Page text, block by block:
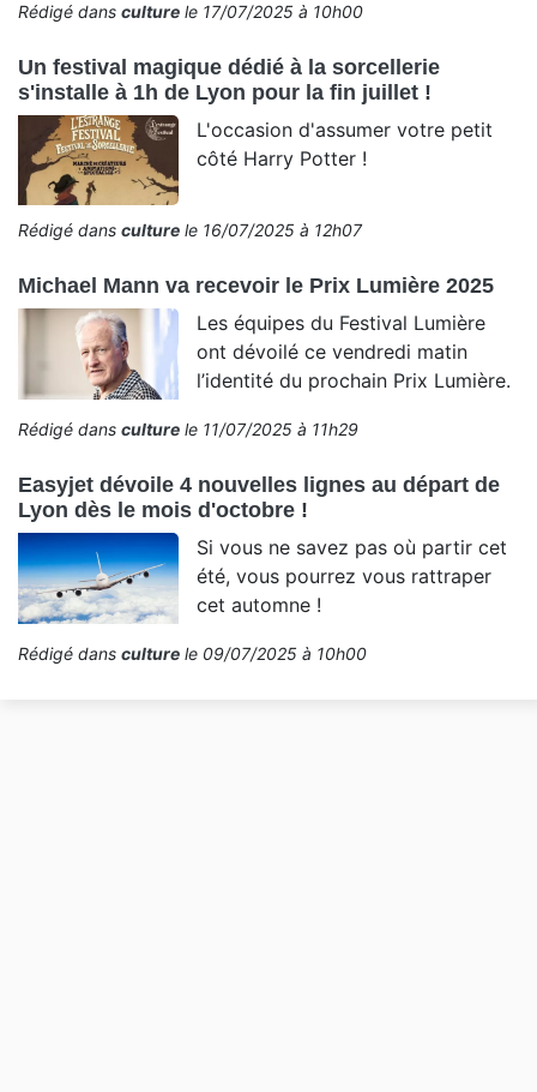
Rédigé dans culture le 17/07/2025 à 10h00
Un festival magique dédié à la sorcellerie
s'installe à 1h de Lyon pour la fin juillet !
L'occasion d'assumer votre petit
côté Harry Potter !
Rédigé dans culture le 16/07/2025 à 12h07
Michael Mann va recevoir le Prix Lumière 2025
Les équipes du Festival Lumière
ont dévoilé ce vendredi matin
l’identité du prochain Prix Lumière.
Rédigé dans culture le 11/07/2025 à 11h29
Easyjet dévoile 4 nouvelles lignes au départ de
Lyon dès le mois d'octobre !
Si vous ne savez pas où partir cet
été, vous pourrez vous rattraper
cet automne !
Rédigé dans culture le 09/07/2025 à 10h00